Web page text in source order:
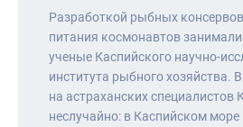
Разработкой рыбных
питания космонавтов
ученые Каспийского научно-
института рыбного хозяйства.
на астраханских
неслучайно: в Каспийском